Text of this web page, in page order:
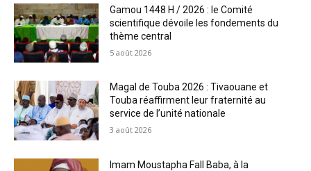
Gamou 1448 H / 2026 : le Comité
scientifique dévoile les fondements du
thème central
5 août 2026
Magal de Touba 2026 : Tivaouane et
Touba réaffirment leur fraternité au
service de l’unité nationale
3 août 2026
Imam Moustapha Fall Baba, à la